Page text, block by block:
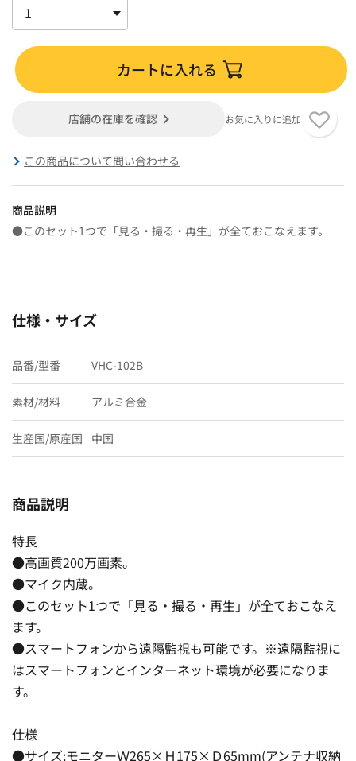
カートに入れる
店舗の在庫を確認 お気に入りに追加
この商品について問い合わせる
商品説明
●このセット1つで「見る・撮る・再生」が全ておこなえます。
仕様・サイズ
品番/型番 VHC-102B
素材/材料 アルミ合金
生産国/原産国 中国
商品説明
特長
●高画質200万画素。
●マイク内蔵。
●このセット1つで「見る・撮る・再生」が全ておこなえ
ます。
●スマートフォンから遠隔監視も可能です。※遠隔監視に
はスマートフォンとインターネット環境が必要になりま
す。
仕様
●サイズ:モニターＷ265×Ｈ175×Ｄ65mm(アンテナ収納